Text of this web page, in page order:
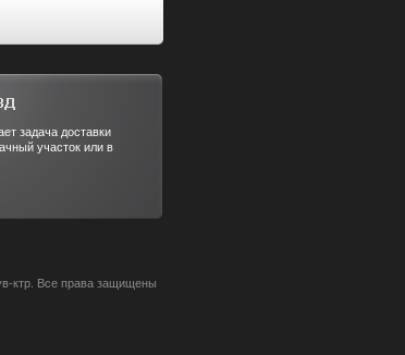
задача доставки
участок или в
ктр. Все права защищены